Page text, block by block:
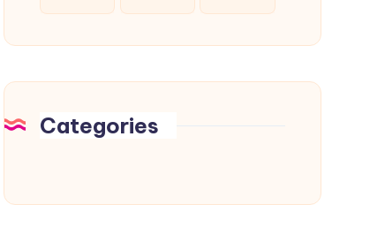
Categories